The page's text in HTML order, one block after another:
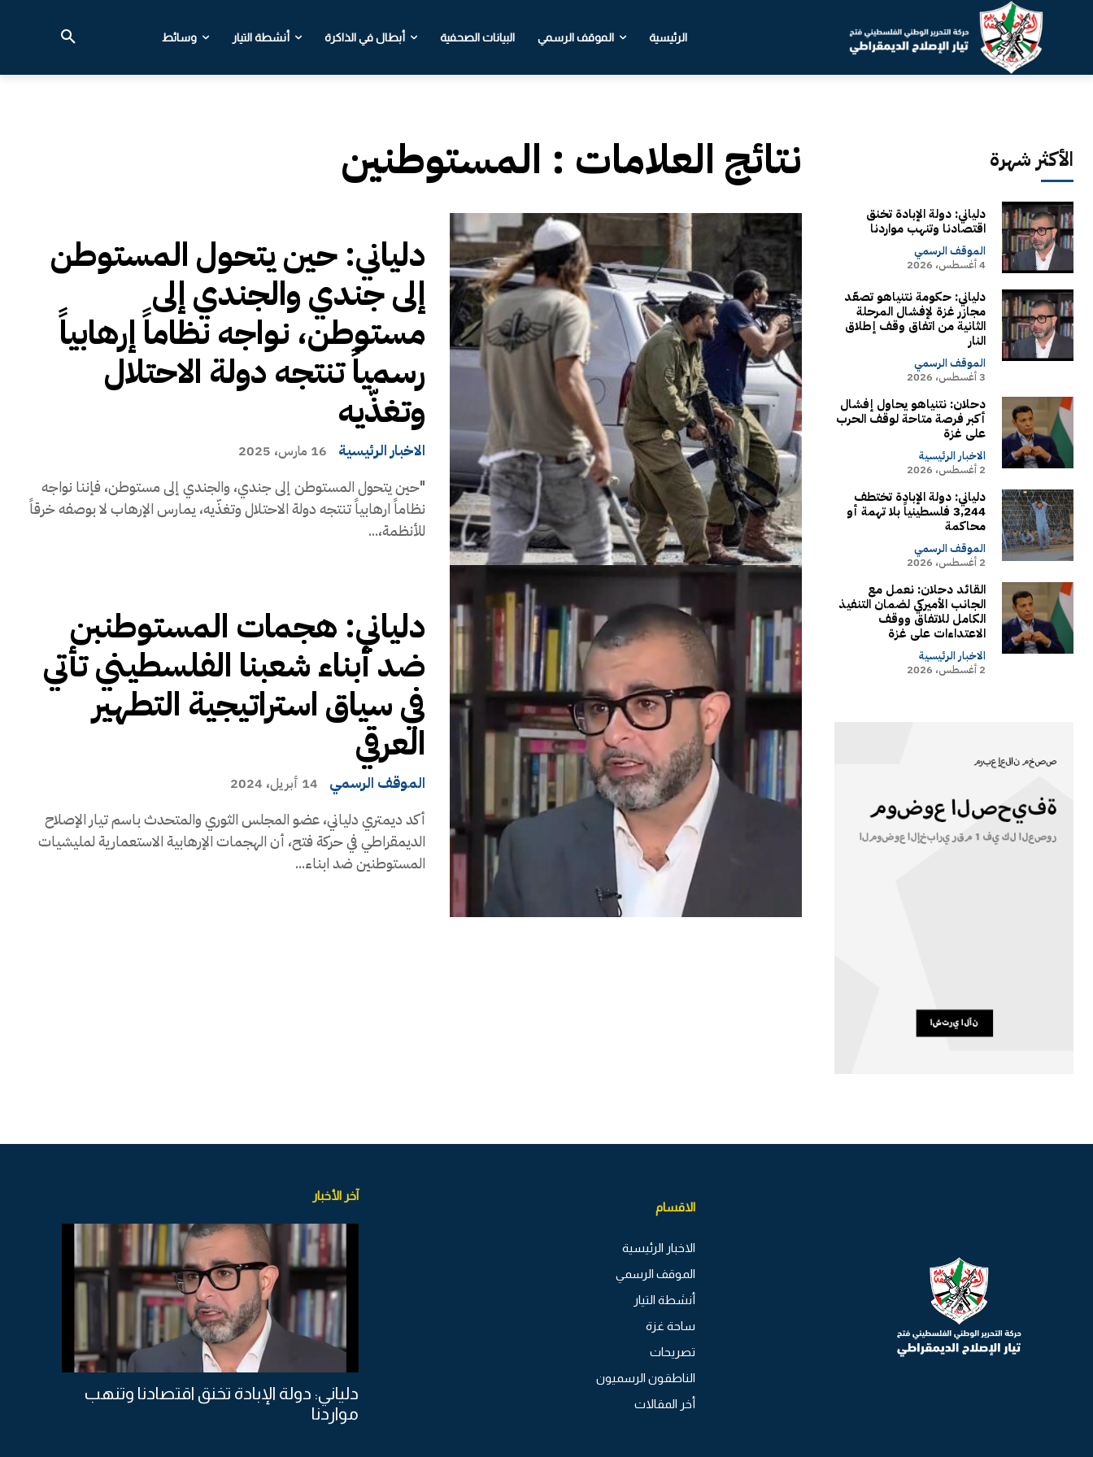
الرئيسية الموقف الرسمي البيانات الصحفية أبطال في الذاكرة أنشطة التيار وسائط
نتائج العلامات : المستوطنين
دلياني: حين يتحول المستوطن
إلى جندي والجندي إلى
مستوطن، نواجه نظاماً إرهابياً
رسمياً تنتجه دولة الاحتلال
وتغذّيه
الاخبار الرئيسية 16 مارس، 2025
"حين يتحول المستوطن إلى جندي، والجندي إلى مستوطن، فإننا نواجه
نظاماً ارهابياً تنتجه دولة الاحتلال وتغذّيه، يمارس الإرهاب لا بوصفه خرقاً
للأنظمة،...
دلياني: هجمات المستوطنبن
ضد أبناء شعبنا الفلسطيني تأتي
في سياق استراتيجية التطهير
العرقي
الموقف الرسمي 14 أبريل، 2024
أكد ديمتري دلياني، عضو المجلس الثوري والمتحدث باسم تيار الإصلاح
الديمقراطي في حركة فتح، أن الهجمات الإرهابية الاستعمارية لمليشيات
المستوطنين ضد ابناء...
الأكثر شهرة
دلياني: دولة الإبادة تخنق
اقتصادنا وتنهب مواردنا
الموقف الرسمي
4 أغسطس، 2026
دلياني: حكومة نتنياهو تصعّد
مجازر غزة لإفشال المرحلة
الثانية من اتفاق وقف إطلاق
النار
الموقف الرسمي
3 أغسطس، 2026
دحلان: نتنياهو يحاول إفشال
أكبر فرصة متاحة لوقف الحرب
على غزة
الاخبار الرئيسية
2 أغسطس، 2026
دلياني: دولة الإبادة تختطف
3,244 فلسطينياً بلا تهمة أو
محاكمة
الموقف الرسمي
2 أغسطس، 2026
القائد دحلان: نعمل مع
الجانب الأميركي لضمان التنفيذ
الكامل للاتفاق ووقف
الاعتداءات على غزة
الاخبار الرئيسية
2 أغسطس، 2026
الاقسام
الاخبار الرئيسية
الموقف الرسمي
أنشطة التيار
ساحة غزة
تصريحات
الناطقون الرسميون
أخر المقالات
آخر الأخبار
دلياني: دولة الإبادة تخنق اقتصادنا وتنهب
مواردنا